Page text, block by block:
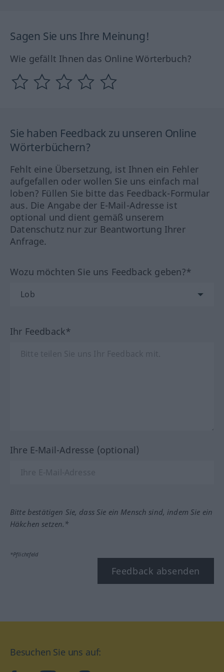
Sagen Sie uns Ihre Meinung!
Wie gefällt Ihnen das Online Wörterbuch?
Sie haben Feedback zu unseren Online
Wörterbüchern?
Fehlt eine Übersetzung, ist Ihnen ein Fehler
aufgefallen oder wollen Sie uns einfach mal
loben? Füllen Sie bitte das Feedback-Formular
aus. Die Angabe der E-Mail-Adresse ist
optional und dient gemäß unserem
Datenschutz nur zur Beantwortung Ihrer
Anfrage.
Wozu möchten Sie uns Feedback geben?*
Ihr Feedback*
Ihre E-Mail-Adresse (optional)
Bitte bestätigen Sie, dass Sie ein Mensch sind, indem Sie ein
Häkchen setzen.*
*Pflichtfeld
Feedback absenden
Besuchen Sie uns auf: